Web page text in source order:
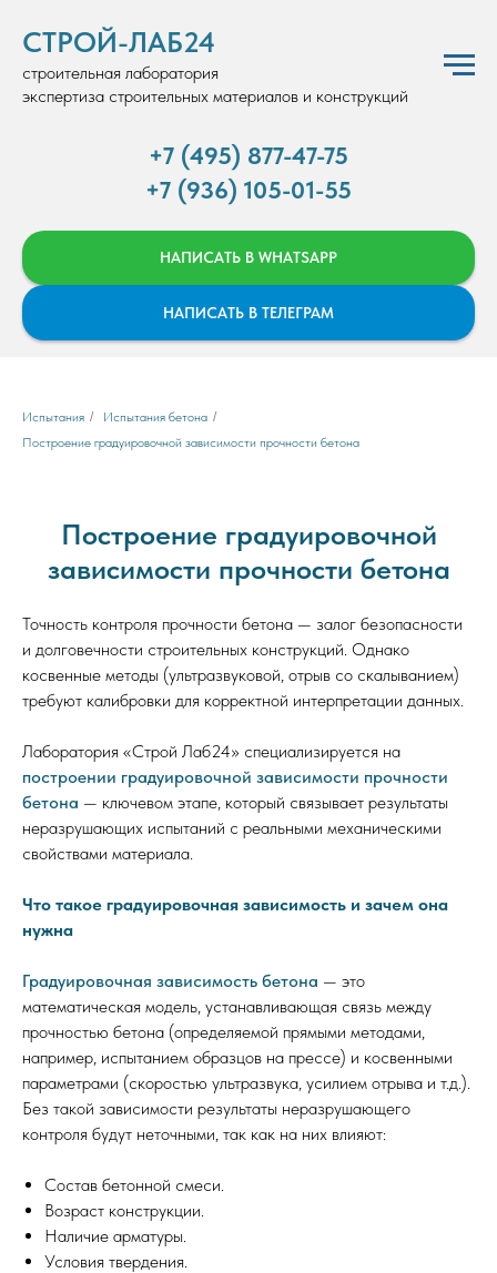
СТРОЙ-ЛАБ24
строительная лаборатория
экспертиза строительных материалов и конструкций
+7 (495) 877-47-75
+7 (936) 105-01-55
НАПИСАТЬ В WHATSAPP
НАПИСАТЬ В ТЕЛЕГРАМ
Испытания / Испытания бетона /
Построение градуировочной зависимости прочности бетона
Построение градуировочной
зависимости прочности бетона
Точность контроля прочности бетона — залог безопасности
и долговечности строительных конструкций. Однако
косвенные методы (ультразвуковой, отрыв со скалыванием)
требуют калибровки для корректной интерпретации данных.
Лаборатория «Строй Лаб24» специализируется на
построении градуировочной зависимости прочности
бетона — ключевом этапе, который связывает результаты
неразрушающих испытаний с реальными механическими
свойствами материала.
Что такое градуировочная зависимость и зачем она
нужна
Градуировочная зависимость бетона — это
математическая модель, устанавливающая связь между
прочностью бетона (определяемой прямыми методами,
например, испытанием образцов на прессе) и косвенными
параметрами (скоростью ультразвука, усилием отрыва и т.д.).
Без такой зависимости результаты неразрушающего
контроля будут неточными, так как на них влияют:
Состав бетонной смеси.
Возраст конструкции.
Наличие арматуры.
Условия твердения.